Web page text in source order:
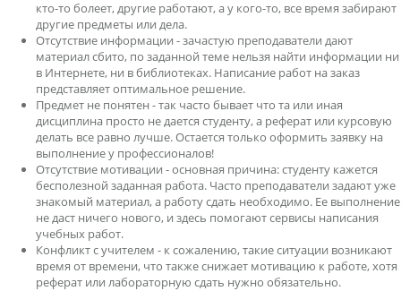
кто-то болеет, другие работают, а у кого-то, все время забирают
другие предметы или дела.
Отсутствие информации - зачастую преподаватели дают
материал сбито, по заданной теме нельзя найти информации ни
в Интернете, ни в библиотеках. Написание работ на заказ
представляет оптимальное решение.
Предмет не понятен - так часто бывает что та или иная
дисциплина просто не дается студенту, а реферат или курсовую
делать все равно лучше. Остается только оформить заявку на
выполнение у профессионалов!
Отсутствие мотивации - основная причина: студенту кажется
бесполезной заданная работа. Часто преподаватели задают уже
знакомый материал, а работу сдать необходимо. Ее выполнение
не даст ничего нового, и здесь помогают сервисы написания
учебных работ.
Конфликт с учителем - к сожалению, такие ситуации возникают
время от времени, что также снижает мотивацию к работе, хотя
реферат или лабораторную сдать нужно обязательно.